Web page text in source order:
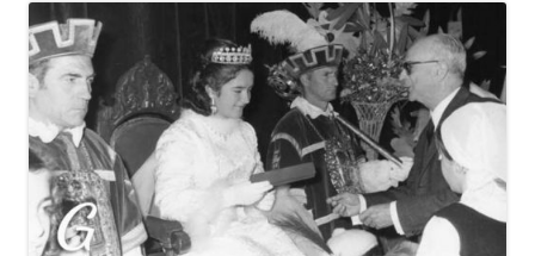
ventana
nueva